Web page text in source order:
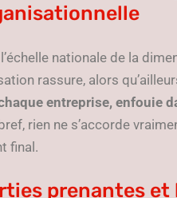
nationale de la
rassure, alors
entreprise, enfouie
rien ne s’accorde
final.
prenantes et